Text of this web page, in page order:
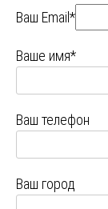
Ваш Email*
Ваше имя*
Ваш телефон
Ваш город